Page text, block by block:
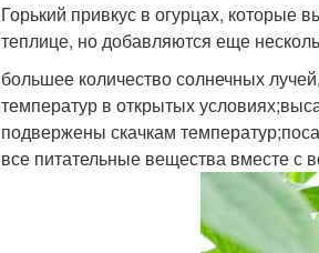
Горький привкус в огурцах, которые
теплице, но добавляются еще
большее количество солнечных
температур в открытых
подвержены скачкам
все питательные вещества вместе с